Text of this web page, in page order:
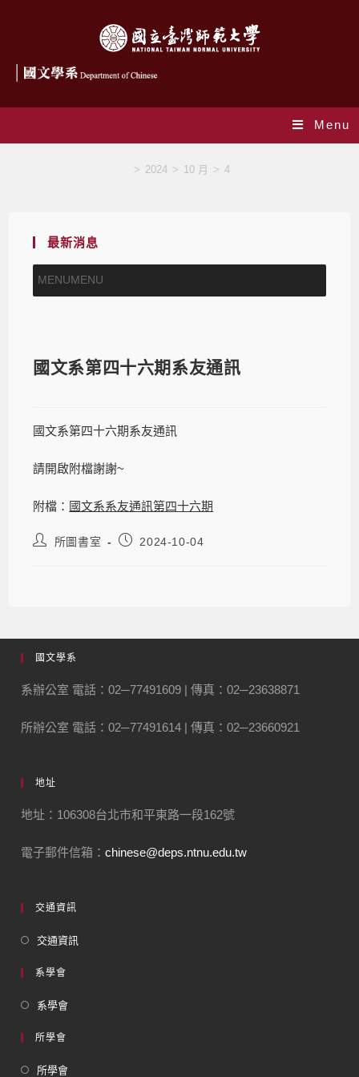
Menu
> 2024 > 10 月 > 4
最新消息
MENUMENU
國文系第四十六期系友通訊
國文系第四十六期系友通訊
請開啟附檔謝謝~
附檔： 國文系系友通訊第四十六期
所圖書室 2024-10-04
國文學系
系辦公室 電話：02─77491609 | 傳真：02─23638871
所辦公室 電話：02─77491614 | 傳真：02─23660921
地址
地址：106308台北市和平東路一段162號
電子郵件信箱：chinese@deps.ntnu.edu.tw
交通資訊
交通資訊
系學會
系學會
所學會
所學會